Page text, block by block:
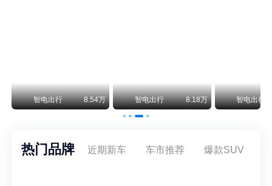
智电出行 8.54万 智电出行 8.18万 智电出行
热门品牌 近期新车 车市推荐 爆款SUV